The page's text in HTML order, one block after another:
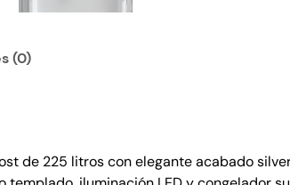
(0)
de 225 litros con elegante acabado